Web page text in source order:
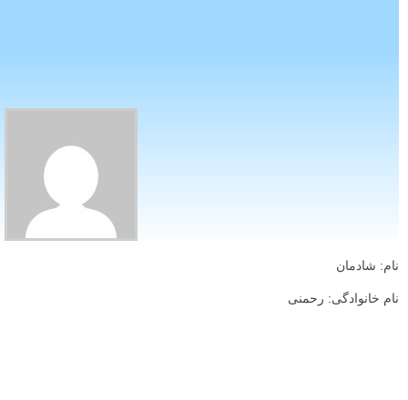
نام: شادمان
نام خانوادگی: رحمنی